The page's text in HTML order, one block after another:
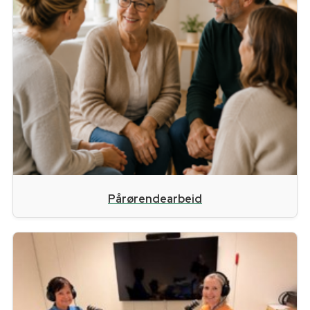
Pårørendearbeid